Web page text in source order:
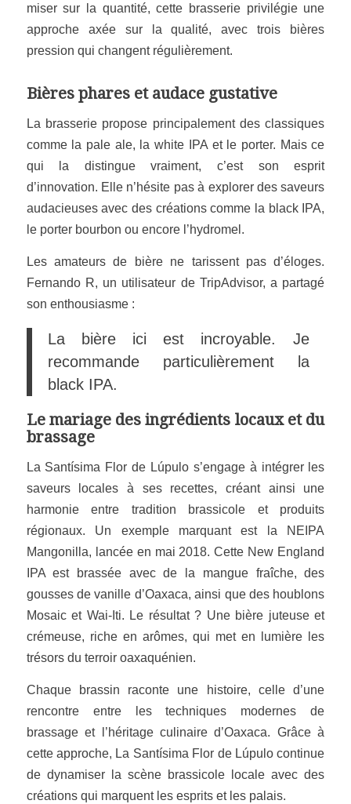
miser sur la quantité, cette brasserie privilégie une
approche axée sur la qualité, avec trois bières
pression qui changent régulièrement.
Bières phares et audace gustative
La brasserie propose principalement des classiques
comme la pale ale, la white IPA et le porter. Mais ce
qui la distingue vraiment, c’est son esprit
d’innovation. Elle n’hésite pas à explorer des saveurs
audacieuses avec des créations comme la black IPA,
le porter bourbon ou encore l’hydromel.
Les amateurs de bière ne tarissent pas d’éloges.
Fernando R, un utilisateur de TripAdvisor, a partagé
son enthousiasme :
La bière ici est incroyable. Je
recommande particulièrement la
black IPA.
Le mariage des ingrédients locaux et du
brassage
La Santísima Flor de Lúpulo s’engage à intégrer les
saveurs locales à ses recettes, créant ainsi une
harmonie entre tradition brassicole et produits
régionaux. Un exemple marquant est la NEIPA
Mangonilla, lancée en mai 2018. Cette New England
IPA est brassée avec de la mangue fraîche, des
gousses de vanille d’Oaxaca, ainsi que des houblons
Mosaic et Wai-Iti. Le résultat ? Une bière juteuse et
crémeuse, riche en arômes, qui met en lumière les
trésors du terroir oaxaquénien.
Chaque brassin raconte une histoire, celle d’une
rencontre entre les techniques modernes de
brassage et l’héritage culinaire d’Oaxaca. Grâce à
cette approche, La Santísima Flor de Lúpulo continue
de dynamiser la scène brassicole locale avec des
créations qui marquent les esprits et les palais.